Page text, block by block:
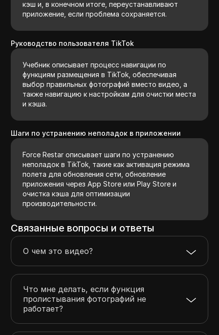
кэш и, в конечном итоге, переустанавливают
приложение, если проблема сохраняется.
Руководство пользователя TikTok
Учебник описывает процесс навигации по
функциям размещения в TikTok, обеспечивая
выбор правильных фотографий вместо видео, а
также навигацию к настройкам для очистки места
и кэша.
Шаги по устранению неполадок в приложении
Force Restar описывает шаги по устранению
неполадок в TikTok, такие как активация режима
полета для обновления сети, обновление
приложения через App Store или Play Store и
очистка кэша для оптимизации
производительности.
Связанные вопросы и ответы
О чем это видео?
Что мне делать, если функция
пролистывания фотографий не
работает?